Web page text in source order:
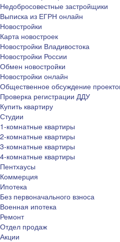
Недобросовестные застройщики
Выписка из ЕГРН онлайн
Новостройки
Карта новостроек
Новостройки Владивостока
Новостройки России
Обмен новостройки
Новостройки онлайн
Общественное обсуждение
Проверка регистрации ДДУ
Купить квартиру
Студии
1-комнатные квартиры
2-комнатные квартиры
3-комнатные квартиры
4-комнатные квартиры
Пентхаусы
Коммерция
Ипотека
Без первоначального взноса
Военная ипотека
Ремонт
Отдел продаж
Акции